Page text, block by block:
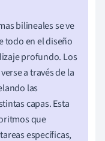
bilineales se ve
todo en el diseño
profundo. Los
a través de la
las
capas. Esta
que
específicas,